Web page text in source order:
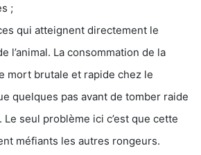
;
qui atteignent directement le
l’animal. La consommation de la
mort brutale et rapide chez le
quelques pas avant de tomber raide
Le seul problème ici c’est que cette
méfiants les autres rongeurs.